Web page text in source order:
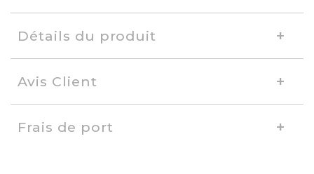
Détails du produit
Avis Client
Frais de port